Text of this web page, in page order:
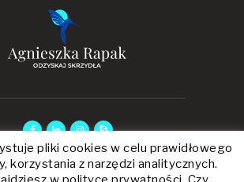
pliki cookies w celu prawidłowego
korzystania z narzędzi analitycznych.